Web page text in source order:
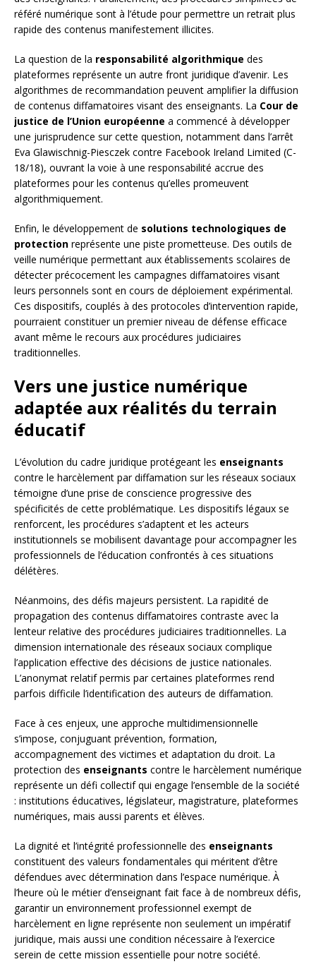
référé numérique sont à l’étude pour permettre un retrait plus
rapide des contenus manifestement illicites.
La question de la responsabilité algorithmique des
plateformes représente un autre front juridique d’avenir. Les
algorithmes de recommandation peuvent amplifier la diffusion
de contenus diffamatoires visant des enseignants. La Cour de
justice de l’Union européenne a commencé à développer
une jurisprudence sur cette question, notamment dans l’arrêt
Eva Glawischnig-Piesczek contre Facebook Ireland Limited (C-
18/18), ouvrant la voie à une responsabilité accrue des
plateformes pour les contenus qu’elles promeuvent
algorithmiquement.
Enfin, le développement de solutions technologiques de
protection représente une piste prometteuse. Des outils de
veille numérique permettant aux établissements scolaires de
détecter précocement les campagnes diffamatoires visant
leurs personnels sont en cours de déploiement expérimental.
Ces dispositifs, couplés à des protocoles d’intervention rapide,
pourraient constituer un premier niveau de défense efficace
avant même le recours aux procédures judiciaires
traditionnelles.
Vers une justice numérique
adaptée aux réalités du terrain
éducatif
L’évolution du cadre juridique protégeant les enseignants
contre le harcèlement par diffamation sur les réseaux sociaux
témoigne d’une prise de conscience progressive des
spécificités de cette problématique. Les dispositifs légaux se
renforcent, les procédures s’adaptent et les acteurs
institutionnels se mobilisent davantage pour accompagner les
professionnels de l’éducation confrontés à ces situations
délétères.
Néanmoins, des défis majeurs persistent. La rapidité de
propagation des contenus diffamatoires contraste avec la
lenteur relative des procédures judiciaires traditionnelles. La
dimension internationale des réseaux sociaux complique
l’application effective des décisions de justice nationales.
L’anonymat relatif permis par certaines plateformes rend
parfois difficile l’identification des auteurs de diffamation.
Face à ces enjeux, une approche multidimensionnelle
s’impose, conjuguant prévention, formation,
accompagnement des victimes et adaptation du droit. La
protection des enseignants contre le harcèlement numérique
représente un défi collectif qui engage l’ensemble de la société
: institutions éducatives, législateur, magistrature, plateformes
numériques, mais aussi parents et élèves.
La dignité et l’intégrité professionnelle des enseignants
constituent des valeurs fondamentales qui méritent d’être
défendues avec détermination dans l’espace numérique. À
l’heure où le métier d’enseignant fait face à de nombreux défis,
garantir un environnement professionnel exempt de
harcèlement en ligne représente non seulement un impératif
juridique, mais aussi une condition nécessaire à l’exercice
serein de cette mission essentielle pour notre société.